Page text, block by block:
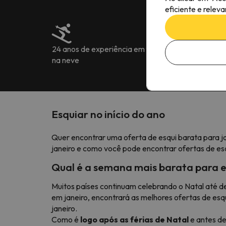
24 anos de experiência em férias
na neve
Mais de 222.905
7 idiomas
Esquiar no início do ano
Quer encontrar uma oferta de esqui barata para
janeiro e como você pode encontrar ofertas de
Qual é a semana mais barata para
Muitos países continuam celebrando o Natal até
em janeiro, encontrará as melhores ofertas de
janeiro.
Como é logo após as férias de Natale antes
eficiente e